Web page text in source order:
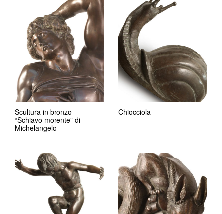
Scultura in bronzo
“Schiavo morente” di
Michelangelo
Chiocciola